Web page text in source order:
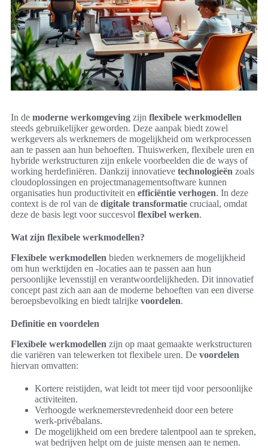
In de moderne werkomgeving zijn flexibele werkmodellen
steeds gebruikelijker geworden. Deze aanpak biedt zowel
werkgevers als werknemers de mogelijkheid om werkprocessen
aan te passen aan hun behoeften. Thuiswerken, flexibele uren en
hybride werkstructuren zijn enkele voorbeelden die de ways of
working herdefiniëren. Dankzij innovatieve technologieën zoals
cloudoplossingen en projectmanagementsoftware kunnen
organisaties hun productiviteit en efficiëntie verhogen. In deze
context is de rol van de digitale transformatie cruciaal, omdat
deze de basis legt voor succesvol flexibel werken.
Wat zijn flexibele werkmodellen?
Flexibele werkmodellen bieden werknemers de mogelijkheid
om hun werktijden en -locaties aan te passen aan hun
persoonlijke levensstijl en verantwoordelijkheden. Dit innovatief
concept past zich aan aan de moderne behoeften van een diverse
beroepsbevolking en biedt talrijke voordelen.
Definitie en voordelen
Flexibele werkmodellen zijn op maat gemaakte werkstructuren
die variëren van telewerken tot flexibele uren. De voordelen
hiervan omvatten:
Kortere reistijden, wat leidt tot meer tijd voor persoonlijke
activiteiten.
Verhoogde werknemerstevredenheid door een betere
werk-privébalans.
De mogelijkheid om een bredere talentpool aan te spreken,
wat bedrijven helpt om de juiste mensen aan te nemen.